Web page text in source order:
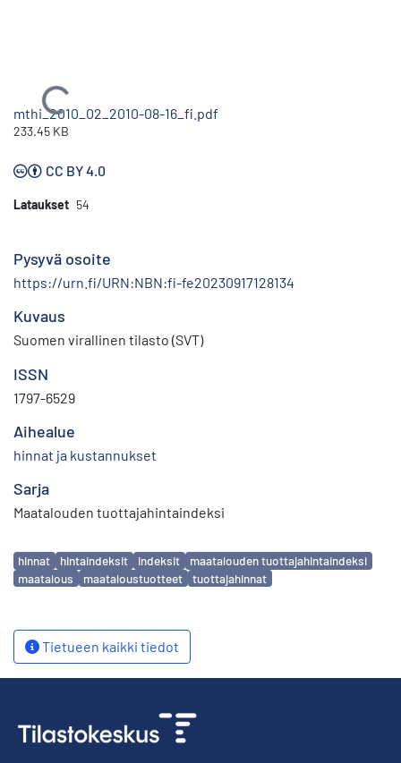
Ladataan...
mthi_2010_02_2010-08-16_fi.pdf
233.45 KB
CC BY 4.0
Lataukset 54
Pysyvä osoite
https://urn.fi/URN:NBN:fi-fe20230917128134
Kuvaus
Suomen virallinen tilasto (SVT)
ISSN
1797-6529
Aihealue
hinnat ja kustannukset
Sarja
Maatalouden tuottajahintaindeksi
Avainsanat
hinnat hintaindeksit indeksit
maatalouden tuottajahintaindeksi
maatalous
maataloustuotteet tuottajahinnat
Tietueen kaikki tiedot